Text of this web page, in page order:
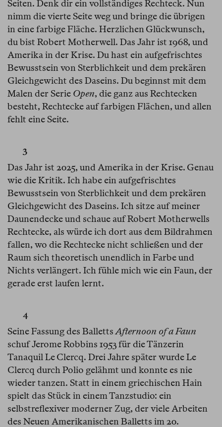
Seiten. Denk dir ein vollständiges Rechteck. Nun
nimm die vierte Seite weg und bringe die übrigen
in eine farbige Fläche. Herzlichen Glückwunsch,
du bist Robert Motherwell. Das Jahr ist 1968, und
Amerika in der Krise. Du hast ein aufgefrischtes
Bewusstsein von Sterblichkeit und dem prekären
Gleichgewicht des Daseins. Du beginnst mit dem
Malen der Serie Open, die ganz aus Rechtecken
besteht, Rechtecke auf farbigen Flächen, und allen
fehlt eine Seite.
3
Das Jahr ist 2025, und Amerika in der Krise. Genau
wie die Kritik. Ich habe ein aufgefrischtes
Bewusstsein von Sterblichkeit und dem prekären
Gleichgewicht des Daseins. Ich sitze auf meiner
Daunendecke und schaue auf Robert Motherwells
Rechtecke, als würde ich dort aus dem Bildrahmen
fallen, wo die Rechtecke nicht schließen und der
Raum sich theoretisch unendlich in Farbe und
Nichts verlängert. Ich fühle mich wie ein Faun, der
gerade erst laufen lernt.
4
Seine Fassung des Balletts Afternoon of a Faun
schuf Jerome Robbins 1953 für die Tänzerin
Tanaquil Le Clercq. Drei Jahre später wurde Le
Clercq durch Polio gelähmt und konnte es nie
wieder tanzen. Statt in einem griechischen Hain
spielt das Stück in einem Tanzstudio: ein
selbstreflexiver moderner Zug, der viele Arbeiten
des Neuen Amerikanischen Balletts im 20.